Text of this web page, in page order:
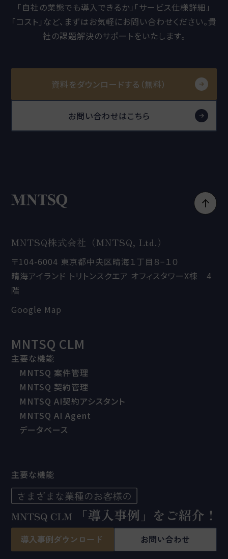
「自社の業態でも導入できるか」「サービス仕様詳細」
「コスト」など、 まずはお気軽にお問い合わせください。貴
社の課題解決のサポートをいたします。
資料をダウンロードする（無料）
お問い合わせはこちら
MNTSQ株式会社（MNTSQ, Ltd.）
〒104-6004 東京都中央区晴海１丁目８−１０
晴海アイランド トリトンスクエア オフィスタワーX棟 4
階
Google Map
MNTSQ CLM
主要な機能
MNTSQ 案件管理
MNTSQ 契約管理
MNTSQ AI契約アシスタント
MNTSQ AI Agent
データベース
主要な機能
導入事例
お役立ち資料
セミナー
会社情報